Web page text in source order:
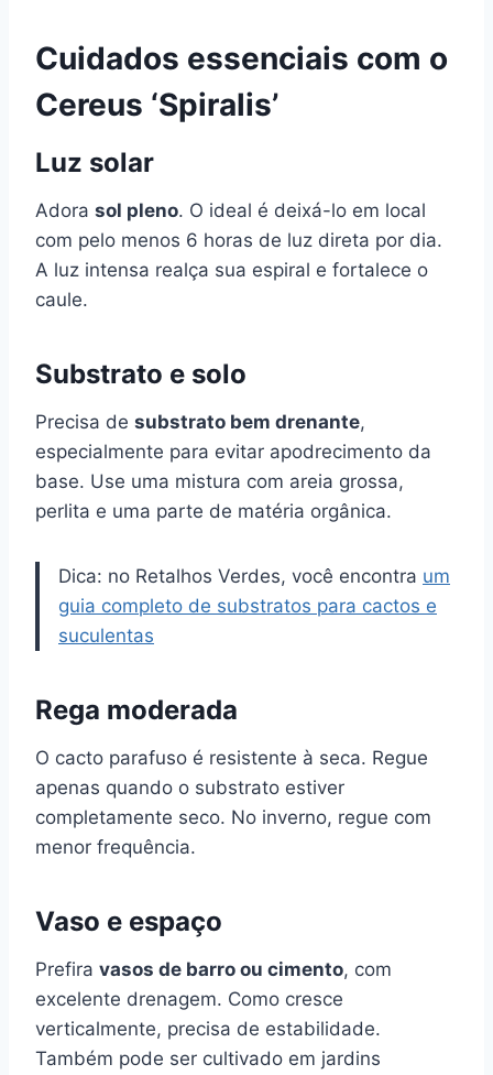
Cuidados essenciais com o
Cereus ‘Spiralis’
Luz solar
Adora sol pleno. O ideal é deixá-lo em local
com pelo menos 6 horas de luz direta por dia.
A luz intensa realça sua espiral e fortalece o
caule.
Substrato e solo
Precisa de substrato bem drenante,
especialmente para evitar apodrecimento da
base. Use uma mistura com areia grossa,
perlita e uma parte de matéria orgânica.
Dica: no Retalhos Verdes, você encontra um
guia completo de substratos para cactos e
suculentas
Rega moderada
O cacto parafuso é resistente à seca. Regue
apenas quando o substrato estiver
completamente seco. No inverno, regue com
menor frequência.
Vaso e espaço
Prefira vasos de barro ou cimento, com
excelente drenagem. Como cresce
verticalmente, precisa de estabilidade.
Também pode ser cultivado em jardins